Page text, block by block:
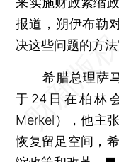
报道，朔伊布勒
决这些问题的方法”
希腊总理萨马
于24日在柏林
Merkel），他主
恢复留足空间，